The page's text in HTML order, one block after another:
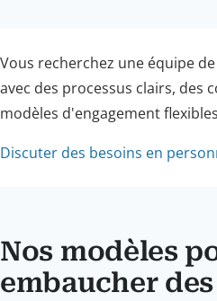
Vous recherchez une équipe
avec des processus clairs, des
modèles d'engagement
Discuter des besoins en
Nos modèles
embaucher des